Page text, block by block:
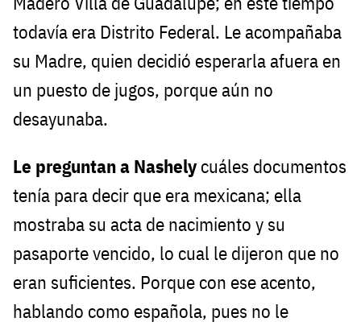
todavía era Distrito Federal. Le acompañaba
su Madre, quien decidió esperarla afuera en
un puesto de jugos, porque aún no
desayunaba.
Le preguntan a Nashelycuáles documentos
tenía para decir que era mexicana; ella
mostraba su acta de nacimiento y su
pasaporte vencido, lo cual le dijeron que no
eran suficientes. Porque con ese acento,
hablando como española, pues no le